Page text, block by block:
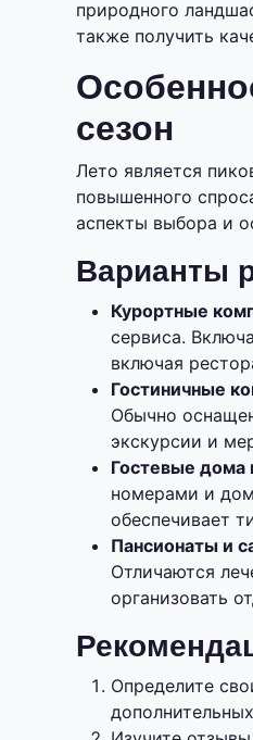
природного
также получить
сезон
Лето является
повышенного
аспекты выбора и
Варианты
Курортные
сервиса.
включая
Гостиничные
Обычно
экскурсии и
Гостевые дома
номерами и
обеспечивает
Пансионаты и
Отличаются
организовать
Определите